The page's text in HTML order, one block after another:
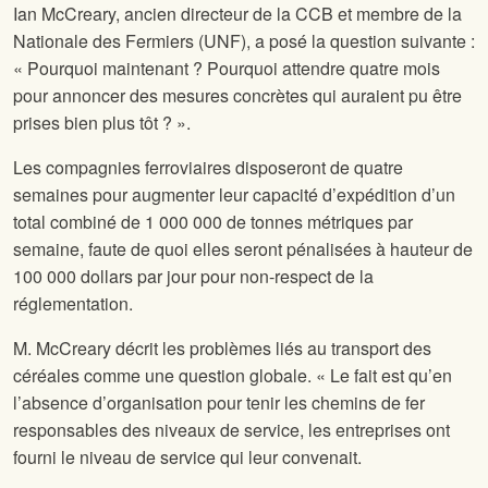
Ian McCreary, ancien directeur de la CCB et membre de la
Nationale des Fermiers (UNF), a posé la question suivante :
« Pourquoi maintenant ? Pourquoi attendre quatre mois
pour annoncer des mesures concrètes qui auraient pu être
prises bien plus tôt ? ».
Les compagnies ferroviaires disposeront de quatre
semaines pour augmenter leur capacité d’expédition d’un
total combiné de 1 000 000 de tonnes métriques par
semaine, faute de quoi elles seront pénalisées à hauteur de
100 000 dollars par jour pour non-respect de la
réglementation.
M. McCreary décrit les problèmes liés au transport des
céréales comme une question globale. « Le fait est qu’en
l’absence d’organisation pour tenir les chemins de fer
responsables des niveaux de service, les entreprises ont
fourni le niveau de service qui leur convenait.